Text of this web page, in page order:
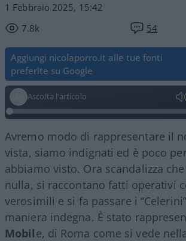
1 Febbraio 2025, 15:42
7.8k
54
Aggiungi nicolaporro.it alle tue fonti
preferite su Google
Ascolta l'articolo
Avremo modo di rappresentare il
vista, siamo indignati ed è poco
abbiamo visto. Ora scandalizza
nulla, si raccontano fatti operativi
verosimili e si fa passare i
maniera indegna. È stato
Mobile, di Roma come si vede